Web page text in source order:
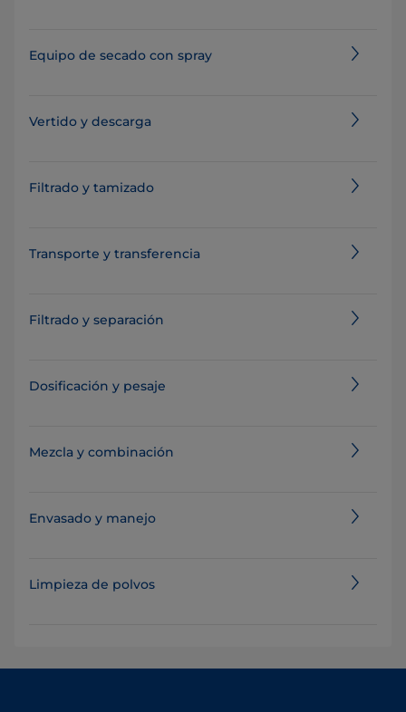
Equipo de secado con spray
Vertido y descarga
Filtrado y tamizado
Transporte y transferencia
Filtrado y separación
Dosificación y pesaje
Mezcla y combinación
Envasado y manejo
Limpieza de polvos